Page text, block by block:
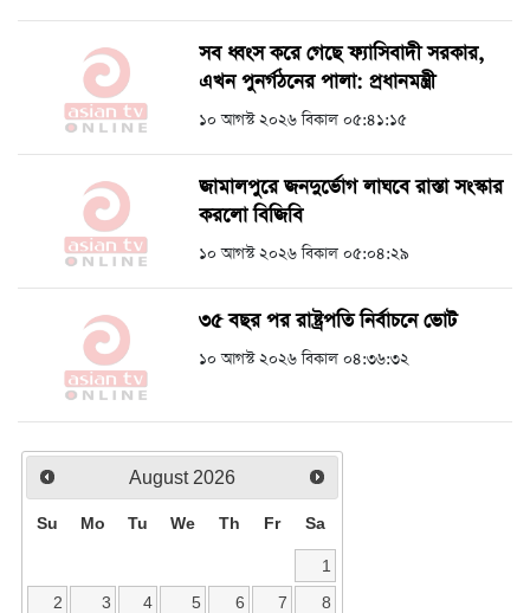
সব ধ্বংস করে গেছে ফ্যাসিবাদী সরকার,
এখন পুনর্গঠনের পালা: প্রধানমন্ত্রী
১০ আগস্ট ২০২৬ বিকাল ০৫:৪১:১৫
জামালপুরে জনদুর্ভোগ লাঘবে রাস্তা সংস্কার
করলো বিজিবি
১০ আগস্ট ২০২৬ বিকাল ০৫:০৪:২৯
৩৫ বছর পর রাষ্ট্রপতি নির্বাচনে ভোট
১০ আগস্ট ২০২৬ বিকাল ০৪:৩৬:৩২
August 2026
Su Mo Tu We Th Fr Sa
1
2
3 4 5 6 7
8